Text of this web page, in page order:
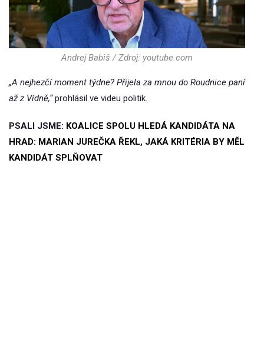
Andrej Babiš / Zdroj: youtube.com
„A nejhezčí moment týdne? Přijela za mnou do Roudnice paní
až z Vídně,“prohlásil ve videu politik.
PSALI JSME: KOALICE SPOLU HLEDÁ KANDIDÁTA NA
HRAD: MARIAN JUREČKA ŘEKL, JAKÁ KRITÉRIA BY MĚL
KANDIDÁT SPLŇOVAT